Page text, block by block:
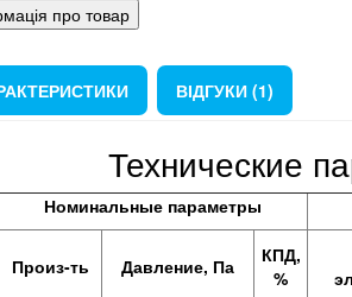
про товар
ВІДГУКИ (1)
Технические
Номинальные параметры
Произ-ть
Давление, Па
КПД,
%